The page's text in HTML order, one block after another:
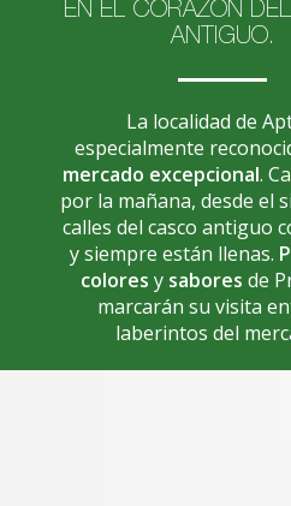
EN EL CORAZÓN
ANTIGUO.
La localidad de
especialmente
mercado excepcional.
por la mañana, desde el
calles del casco antiguo
y siempre están llenas.
colores y sabores de
marcarán su visita
laberintos del